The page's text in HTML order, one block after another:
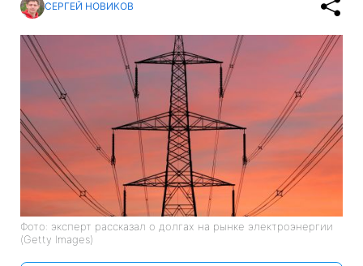
СЕРГЕЙ НОВИКОВ
Фото: эксперт рассказал о долгах на рынке электроэнергии
(Getty Images)